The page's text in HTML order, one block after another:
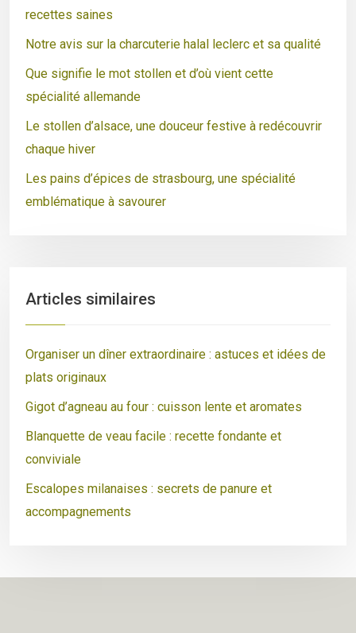
recettes saines
Notre avis sur la charcuterie halal leclerc et sa qualité
Que signifie le mot stollen et d’où vient cette
spécialité allemande
Le stollen d’alsace, une douceur festive à redécouvrir
chaque hiver
Les pains d’épices de strasbourg, une spécialité
emblématique à savourer
Articles similaires
Organiser un dîner extraordinaire : astuces et idées de
plats originaux
Gigot d’agneau au four : cuisson lente et aromates
Blanquette de veau facile : recette fondante et
conviviale
Escalopes milanaises : secrets de panure et
accompagnements